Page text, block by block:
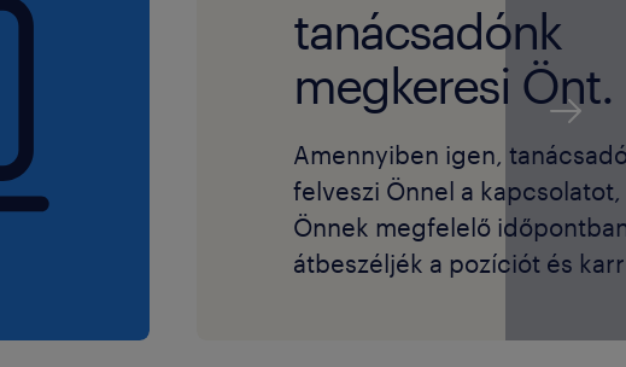
tanácsadónk
megkeresi Önt.
Amennyiben igen,
felveszi Önnel a
Önnek megfelelő
átbeszéljék a pozíciót és